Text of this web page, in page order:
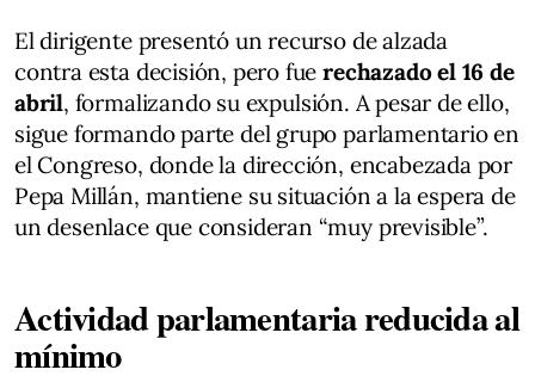
El dirigente presentó un recurso de alzada
contra esta decisión, pero fuerechazado el 16 de
abril, formalizando su expulsión. A pesar de ello,
sigue formando parte del grupo parlamentario en
el Congreso, donde la dirección, encabezada por
Pepa Millán, mantiene su situación a la espera de
un desenlace que consideran “muy previsible”.
Actividad parlamentaria reducida al
mínimo